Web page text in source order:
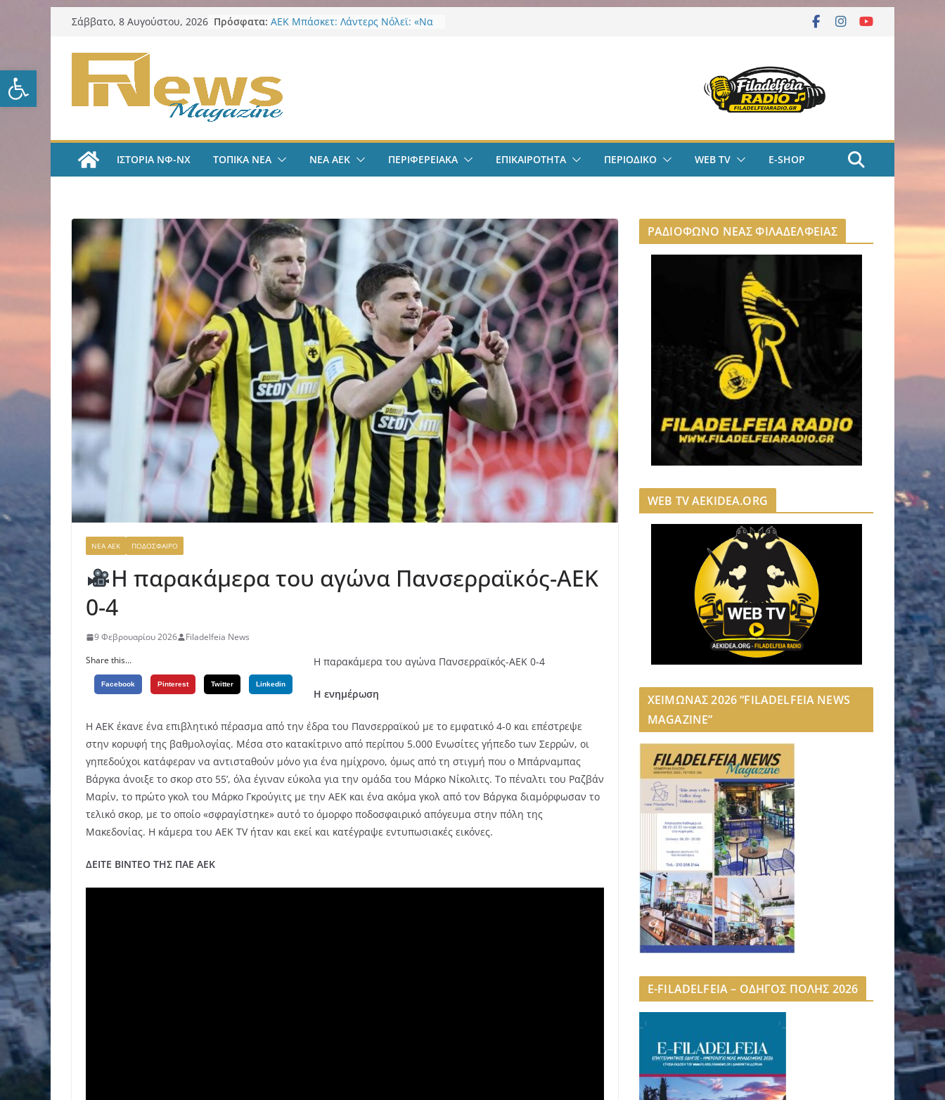
Ανοίξτε τη γραμμή εργαλείων
Μετάβαση
περιεχόμενο
Σάββατο, 8 Αυγούστου, 2026 Πρόσφατα: ΑΕΚ Μπάσκετ: Λάντερς Νόλεϊ: «Να
μέσα από το filadelfeiaradio & web
tv
ΑΕΚ Ποδόσφαιρο: Λόβρο Μάγερ:
«Ήρθα στην ΑΕΚ για το Champions
Λαϊκή Συσπείρωση ΝΦ-ΝΧ:
Συλλυπητήρια για την απώλεια της
πυρόπληκτων
ΙΣΤΟΡΙΑ ΝΦ-ΝΧ ΤΟΠΙΚΑ ΝΕΑ ΝΕΑ ΑΕΚ ΠΕΡΙΦΕΡΕΙΑΚΑ ΕΠΙΚΑΙΡΟΤΗΤΑ ΠΕΡΙΟΔΙΚΟ WEB TV E-SHOP
ΝΕΑ ΑΕΚ ΠΟΔΟΣΦΑΙΡΟ
H παρακάμερα του αγώνα Πανσερραϊκός-ΑΕΚ
0-4
9 Φεβρουαρίου 2026
Filadelfeia News
Share this...
Facebook Pinterest Twitter Linkedin
H παρακάμερα του αγώνα Πανσερραϊκός-ΑΕΚ 0-4
Η ενημέρωση
Η ΑΕΚ έκανε ένα επιβλητικό πέρασμα από την έδρα του Πανσερραϊκού με το εμφατικό 4-0 και επέστρεψε
στην κορυφή της βαθμολογίας. Μέσα στο κατακίτρινο από περίπου 5.000 Ενωσίτες γήπεδο των Σερρών, οι
γηπεδούχοι κατάφεραν να αντισταθούν μόνο για ένα ημίχρονο, όμως από τη στιγμή που ο Μπάρναμπας
Βάργκα άνοιξε το σκορ στο 55’, όλα έγιναν εύκολα για την ομάδα του Μάρκο Νίκολιτς. Το πέναλτι του Ραζβάν
Μαρίν, το πρώτο γκολ του Μάρκο Γκρούγιτς με την ΑΕΚ και ένα ακόμα γκολ από τον Βάργκα διαμόρφωσαν το
τελικό σκορ, με το οποίο «σφραγίστηκε» αυτό το όμορφο ποδοσφαιρικό απόγευμα στην πόλη της
Μακεδονίας. Η κάμερα του AEK TV ήταν και εκεί και κατέγραψε εντυπωσιακές εικόνες.
ΔΕΙΤΕ ΒΙΝΤΕΟ ΤΗΣ ΠΑΕ ΑΕΚ
ΡΑΔΙΟΦΩΝΟ ΝΕΑΣ ΦΙΛΑΔΕΛΦΕΙΑΣ
WEB TV AEKIDEA.ORG
ΧΕΙΜΩΝΑΣ 2026 “FILADELFEIA NEWS
MAGAZINE”
E-FILADELFEIA – ΟΔΗΓΟΣ ΠΟΛΗΣ 2026